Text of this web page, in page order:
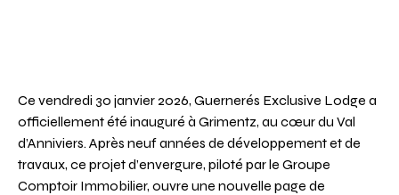
Ce vendredi 30 janvier 2026, Guernerés Exclusive Lodge a
officiellement été inauguré à Grimentz, au cœur du Val
d’Anniviers. Après neuf années de développement et de
travaux, ce projet d’envergure, piloté par le Groupe
Comptoir Immobilier, ouvre une nouvelle page de